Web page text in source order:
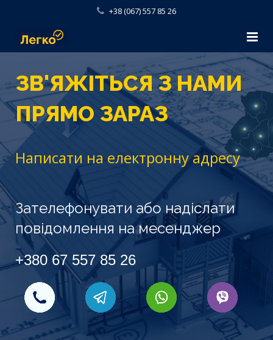
+38 (067) 557 85 26
Консультація
Послуги
Блог
ЗВ'ЯЖІТЬСЯ З НАМИ
ПРЯМО ЗАРАЗ
Написати на електронну адресу
Зателефонувати або надіслати
повідомлення на месенджер
+380 67 557 85 26